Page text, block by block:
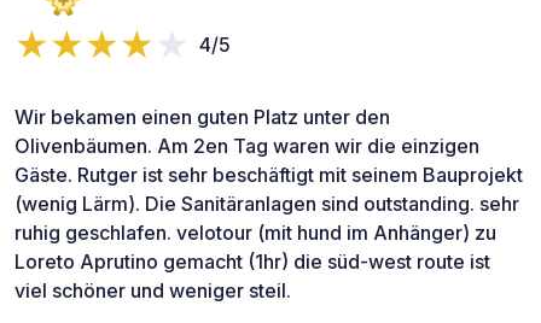
4/5
Wir bekamen einen guten Platz unter den
Olivenbäumen. Am 2en Tag waren wir die einzigen
Gäste. Rutger ist sehr beschäftigt mit seinem Bauprojekt
(wenig Lärm). Die Sanitäranlagen sind outstanding. sehr
ruhig geschlafen. velotour (mit hund im Anhänger) zu
Loreto Aprutino gemacht (1hr) die süd-west route ist
viel schöner und weniger steil.